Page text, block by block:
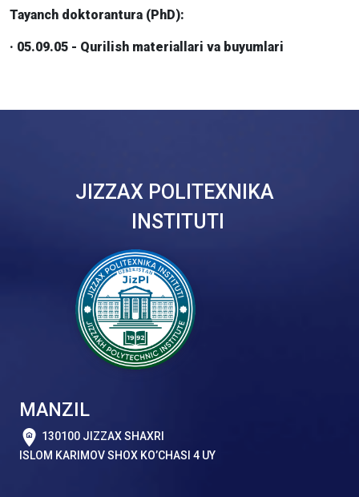
Tayanch doktorantura (PhD):
· 05.09.05 - Qurilish materiallari va buyumlari
JIZZAX POLITEXNIKA
INSTITUTI
MANZIL
130100 JIZZAX SHAXRI
ISLOM KARIMOV SHOX KO’CHASI 4 UY